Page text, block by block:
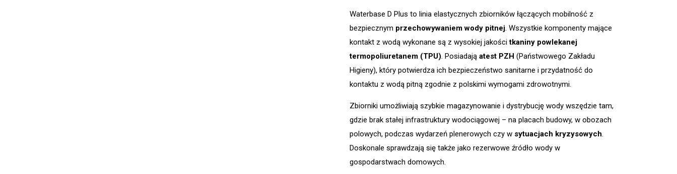
Waterbase D Plus to linia elastycznych zbiorników łączących mobilność z
bezpiecznym przechowywaniem wody pitnej. Wszystkie komponenty mające
kontakt z wodą wykonane są z wysokiej jakościtkaniny powlekanej
termopoliuretanem (TPU). Posiadająatest PZH (Państwowego Zakładu
Higieny), który potwierdza ich bezpieczeństwo sanitarne i przydatność do
kontaktu z wodą pitną zgodnie z polskimi wymogami zdrowotnymi.
Zbiorniki umożliwiają szybkie magazynowanie i dystrybucję wody wszędzie tam,
gdzie brak stałej infrastruktury wodociągowej – na placach budowy, w obozach
polowych, podczas wydarzeń plenerowych czy w sytuacjach kryzysowych.
Doskonale sprawdzają się także jako rezerwowe źródło wody w
gospodarstwach domowych.